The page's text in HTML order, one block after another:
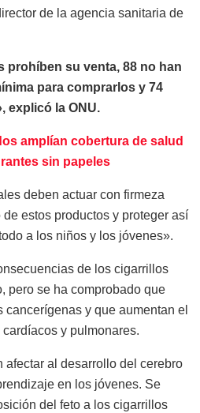
de la agencia sanitaria de
prohíben su venta, 88 no han
para comprarlos y 74
explicó la ONU.
amplían cobertura de salud
sin papeles
deben actuar con firmeza
estos productos y proteger así
a los niños y los jóvenes».
de los cigarrillos
pero se ha comprobado que
cancerígenas y que aumentan el
y pulmonares.
afectar al desarrollo del cerebro
en los jóvenes. Se
del feto a los cigarrillos